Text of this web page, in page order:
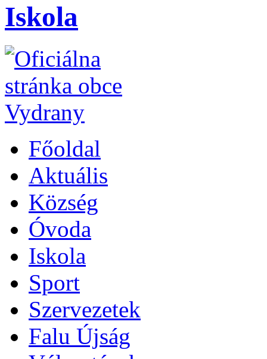
Iskola
Főoldal
Aktuális
Község
Óvoda
Iskola
Sport
Szervezetek
Falu Újság